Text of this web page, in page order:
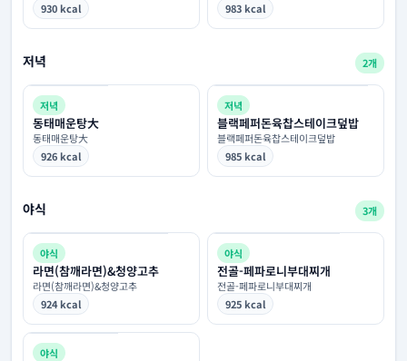
930 kcal
983 kcal
저녁 2개
저녁
동태매운탕大
동태매운탕大
926 kcal
저녁
블랙페퍼돈육찹스테이크덮밥
블랙페퍼돈육찹스테이크덮밥
985 kcal
야식 3개
야식
라면(참깨라면)&청양고추
라면(참깨라면)&청양고추
924 kcal
야식
전골-페파로니부대찌개
전골-페파로니부대찌개
925 kcal
야식